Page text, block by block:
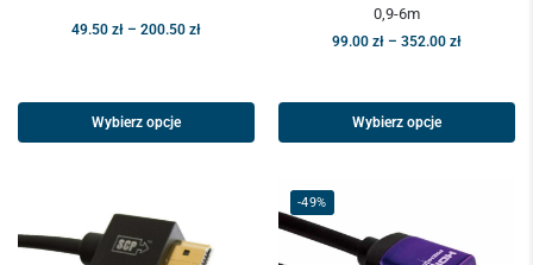
49.50 zł – 200.50 zł
Wybierz opcje
0,9-6m
99.00 zł – 352.00 zł
Wybierz opcje
-49%